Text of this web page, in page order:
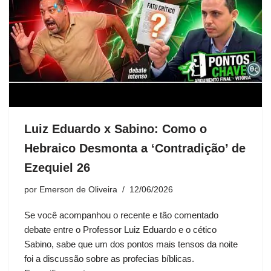
Luiz Eduardo x Sabino: Como o
Hebraico Desmonta a ‘Contradição’ de
Ezequiel 26
por Emerson de Oliveira 12/06/2026
Se você acompanhou o recente e tão comentado
debate entre o Professor Luiz Eduardo e o cético
Sabino, sabe que um dos pontos mais tensos da noite
foi a discussão sobre as profecias bíblicas.